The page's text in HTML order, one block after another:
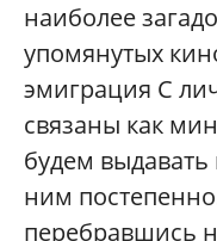
наиболее
упомянутых
эмиграция С
связаны как
будем выдавать
ним
перебравшись